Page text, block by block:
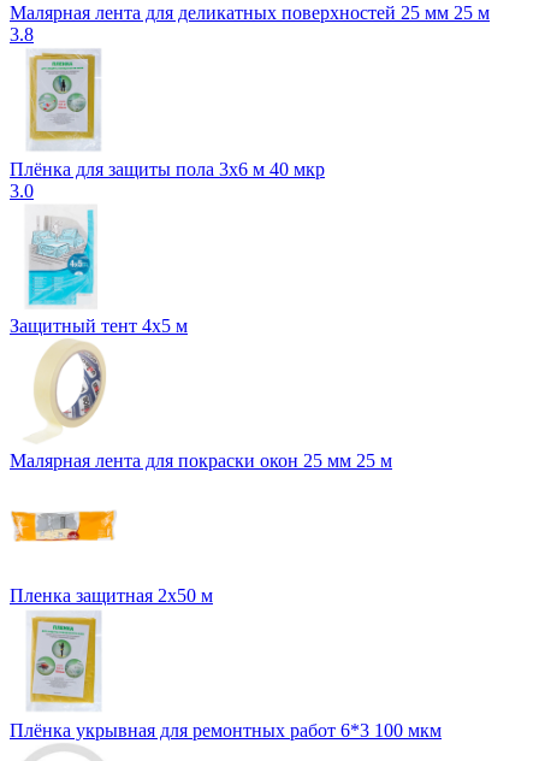
Малярная лента для деликатных поверхностей 25 мм 25 м
3.8
Плёнка для защиты пола 3х6 м 40 мкр
3.0
Защитный тент 4х5 м
Малярная лента для покраски окон 25 мм 25 м
Пленка защитная 2х50 м
Плёнка укрывная для ремонтных работ 6*3 100 мкм